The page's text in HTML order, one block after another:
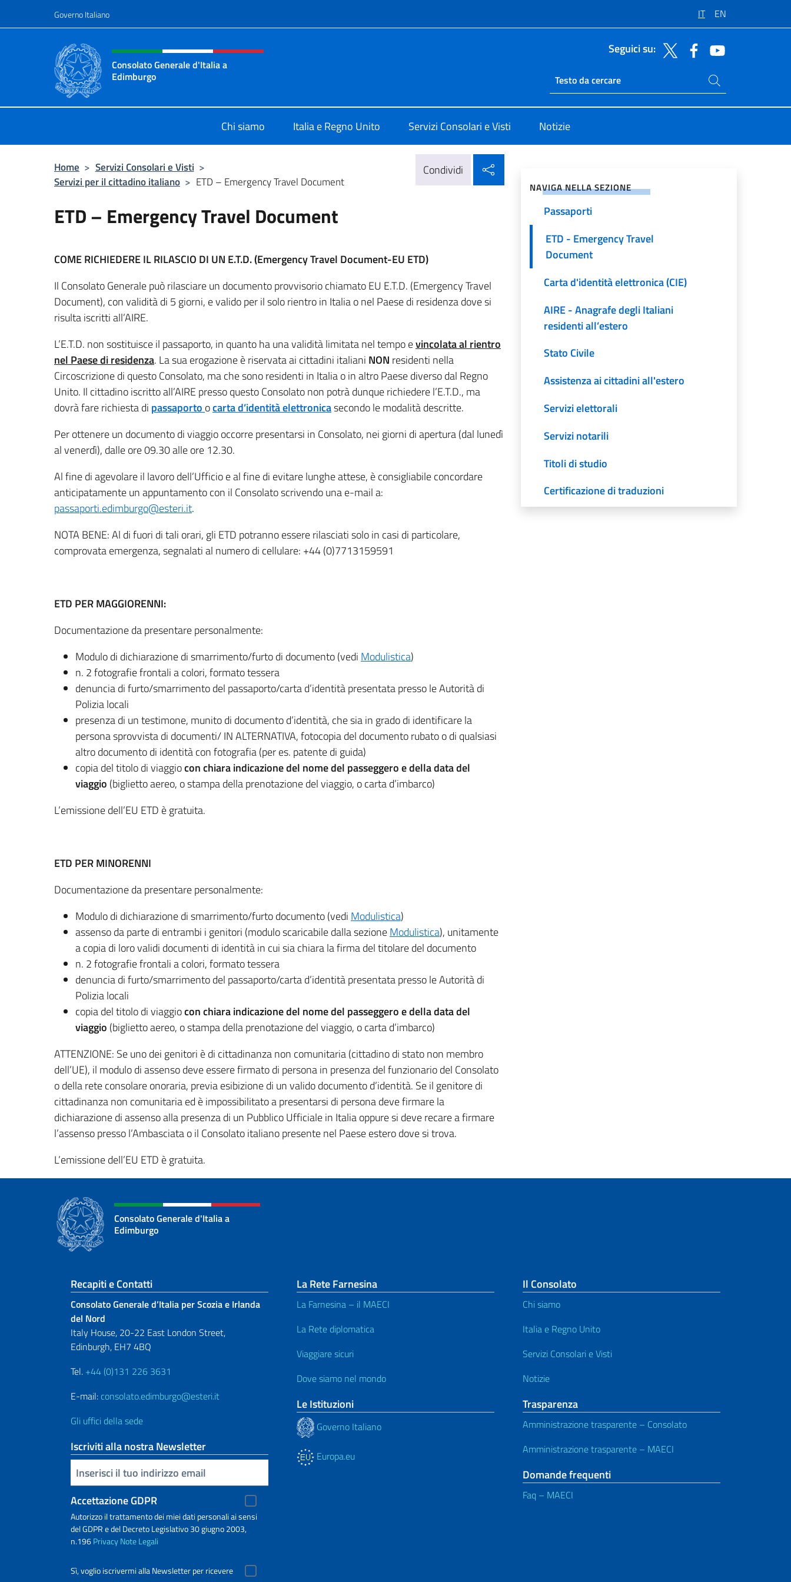
Governo Italiano IT EN
Intestazione sito, social e menù
Consolato Generale d'Italia a
Edimburgo
Seguici su:
Ricerca sito live
Cerca nel sito
Chi siamo Italia e Regno Unito Servizi Consolari e Visti Notizie
Home > Servizi Consolari e Visti >
Servizi per il cittadino italiano > ETD – Emergency Travel Document
Condividi
ETD – Emergency Travel Document
COME RICHIEDERE IL RILASCIO DI UN E.T.D. (Emergency Travel Document-EU ETD)
Il Consolato Generale può rilasciare un documento provvisorio chiamato EU E.T.D. (Emergency Travel
Document), con validità di 5 giorni, e valido per il solo rientro in Italia o nel Paese di residenza dove si
risulta iscritti all’AIRE.
L’E.T.D. non sostituisce il passaporto, in quanto ha una validità limitata nel tempo evincolata al rientro
nel Paese di residenza. La sua erogazione è riservata ai cittadini italiani NON residenti nella
Circoscrizione di questo Consolato, ma che sono residenti in Italia o in altro Paese diverso dal Regno
Unito. Il cittadino iscritto all’AIRE presso questo Consolato non potrà dunque richiedere l’E.T.D., ma
dovrà fare richiesta di passaporto ocarta d’identità elettronicasecondo le modalità descritte.
Per ottenere un documento di viaggio occorre presentarsi in Consolato, nei giorni di apertura (dal lunedì
al venerdì), dalle ore 09.30 alle ore 12.30.
Al fine di agevolare il lavoro dell’Ufficio e al fine di evitare lunghe attese, è consigliabile concordare
anticipatamente un appuntamento con il Consolato scrivendo una e-mail a:
passaporti.edimburgo@esteri.it.
NOTA BENE: Al di fuori di tali orari, gli ETD potranno essere rilasciati solo in casi di particolare,
comprovata emergenza, segnalati al numero di cellulare: +44 (0)7713159591
ETD PER MAGGIORENNI:
Documentazione da presentare personalmente:
Modulo di dichiarazione di smarrimento/furto di documento (vedi Modulistica)
n. 2 fotografie frontali a colori, formato tessera
denuncia di furto/smarrimento del passaporto/carta d’identità presentata presso le Autorità di
Polizia locali
presenza di un testimone, munito di documento d’identità, che sia in grado di identificare la
persona sprovvista di documenti/ IN ALTERNATIVA, fotocopia del documento rubato o di qualsiasi
altro documento di identità con fotografia (per es. patente di guida)
copia del titolo di viaggiocon chiara indicazione del nome del passeggero e della data del
viaggio (biglietto aereo, o stampa della prenotazione del viaggio, o carta d’imbarco)
L’emissione dell’EU ETD è gratuita.
ETD PER MINORENNI
Documentazione da presentare personalmente:
Modulo di dichiarazione di smarrimento/furto documento (vedi Modulistica)
assenso da parte di entrambi i genitori (modulo scaricabile dalla sezioneModulistica), unitamente
a copia di loro validi documenti di identità in cui sia chiara la firma del titolare del documento
n. 2 fotografie frontali a colori, formato tessera
denuncia di furto/smarrimento del passaporto/carta d’identità presentata presso le Autorità di
Polizia locali
copia del titolo di viaggiocon chiara indicazione del nome del passeggero e della data del
viaggio (biglietto aereo, o stampa della prenotazione del viaggio, o carta d’imbarco)
ATTENZIONE: Se uno dei genitori è di cittadinanza non comunitaria (cittadino di stato non membro
dell’UE), il modulo di assenso deve essere firmato di persona in presenza del funzionario del Consolato
o della rete consolare onoraria, previa esibizione di un valido documento d’identità. Se il genitore di
cittadinanza non comunitaria ed è impossibilitato a presentarsi di persona deve firmare la
dichiarazione di assenso alla presenza di un Pubblico Ufficiale in Italia oppure si deve recare a firmare
l’assenso presso l’Ambasciata o il Consolato italiano presente nel Paese estero dove si trova.
L’emissione dell’EU ETD è gratuita.
NAVIGA NELLA SEZIONE
Passaporti
ETD - Emergency Travel
Document
Carta d'identità elettronica (CIE)
AIRE - Anagrafe degli Italiani
residenti all’estero
Stato Civile
Assistenza ai cittadini all'estero
Servizi elettorali
Servizi notarili
Titoli di studio
Certificazione di traduzioni
Consolato Generale d'Italia a
Edimburgo
Sezione footer
Recapiti e Contatti
Consolato Generale d’Italia per Scozia e Irlanda
del Nord
Italy House, 20-22 East London Street,
Edinburgh, EH7 4BQ
Tel. +44 (0)131 226 3631
E-mail: consolato.edimburgo@esteri.it
Gli uffici della sede
Iscriviti alla nostra Newsletter
Inserisci la tua email
Accettazione GDPR
Autorizzo il trattamento dei miei dati personali ai sensi
del GDPR e del Decreto Legislativo 30 giugno 2003,
n.196PrivacyNote Legali
Sì, voglio iscrivermi alla Newsletter per ricevere
La Rete Farnesina
La Farnesina – il MAECI
La Rete diplomatica
Viaggiare sicuri
Dove siamo nel mondo
Le Istituzioni
Governo Italiano
Europa.eu
Il Consolato
Chi siamo
Italia e Regno Unito
Servizi Consolari e Visti
Notizie
Trasparenza
Amministrazione trasparente – Consolato
Amministrazione trasparente – MAECI
Domande frequenti
Faq – MAECI